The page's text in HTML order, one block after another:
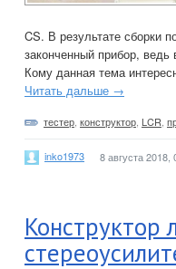
CS. В результате сборки
законченный прибор,
Кому данная тема
Читать дальше →
тестер конструктор LCR
inko1973 8 августа 2018,
Конструктор